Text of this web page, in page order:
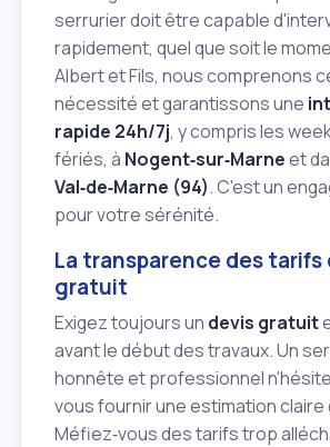
serrurier doit être capable
rapidement, quel que soit le
Albert et Fils, nous comprenons
nécessité et garantissons une
rapide 24h/7j, y compris les
fériés, à Nogent‑sur‑Marneet
Val‑de‑Marne (94). C'est un
pour votre sérénité.
La transparence des tarifs
gratuit
Exigez toujours un devis gratuit
avant le début des travaux. Un
honnête et professionnel
vous fournir une estimation
Méfiez‑vous des tarifs trop